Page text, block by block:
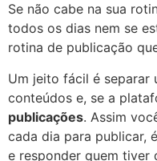
Se não cabe na sua
todos os dias nem se
rotina de publicação
Um jeito fácil é separar
conteúdos e, se a
publicações. Assim
cada dia para publicar,
e responder quem tiver